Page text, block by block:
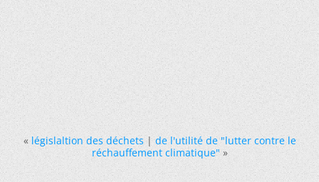
« législaltion des déchets|de l'utilité de "lutter contre le
réchauffement climatique" »